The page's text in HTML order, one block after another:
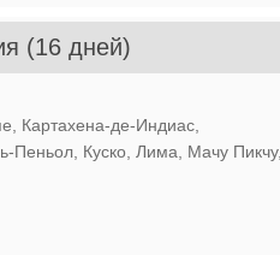
(16 дней)
Картахена-де-Индиас,
Пеньол, Куско, Лима, Мачу Пикчу,